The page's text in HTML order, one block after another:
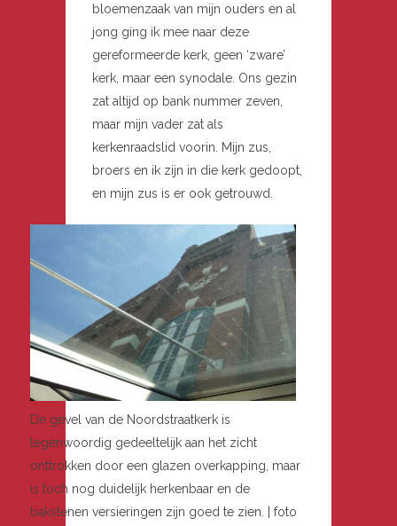
bloemenzaak van mijn ouders en al
jong ging ik mee naar deze
gereformeerde kerk, geen ‘zware’
kerk, maar een synodale. Ons gezin
zat altijd op bank nummer zeven,
maar mijn vader zat als
kerkenraadslid voorin. Mijn zus,
broers en ik zijn in die kerk gedoopt,
en mijn zus is er ook getrouwd.
De gevel van de Noordstraatkerk is
tegenwoordig gedeeltelijk aan het zicht
onttrokken door een glazen overkapping, maar
is toch nog duidelijk herkenbaar en de
bakstenen versieringen zijn goed te zien. | foto